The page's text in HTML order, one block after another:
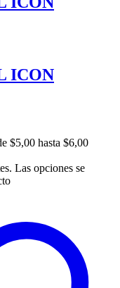
ICON
$5,00 hasta $6,00
Las opciones se